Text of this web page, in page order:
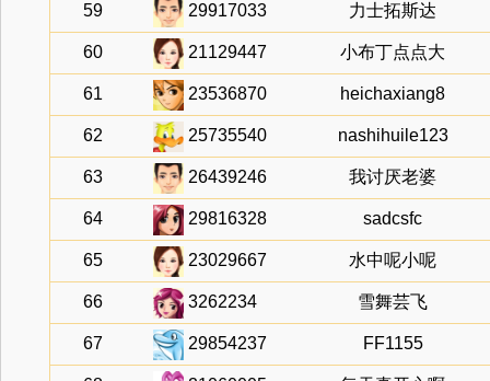
59 29917033 力士拓斯达
60 21129447 小布丁点点大
61 23536870 heichaxiang8
62 25735540 nashihuile123
63 26439246 我讨厌老婆
64 29816328 sadcsfc
65 23029667 水中呢小呢
66 3262234 雪舞芸飞
67 29854237 FF1155